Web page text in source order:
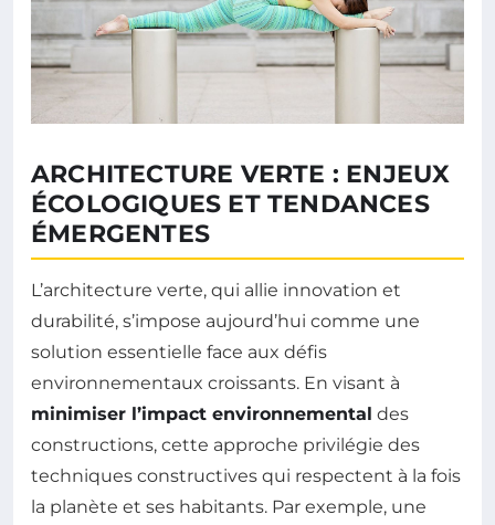
ARCHITECTURE VERTE : ENJEUX
ÉCOLOGIQUES ET TENDANCES
ÉMERGENTES
L’architecture verte, qui allie innovation et
durabilité, s’impose aujourd’hui comme une
solution essentielle face aux défis
environnementaux croissants. En visant à
minimiser l’impact environnemental des
constructions, cette approche privilégie des
techniques constructives qui respectent à la fois
la planète et ses habitants. Par exemple, une